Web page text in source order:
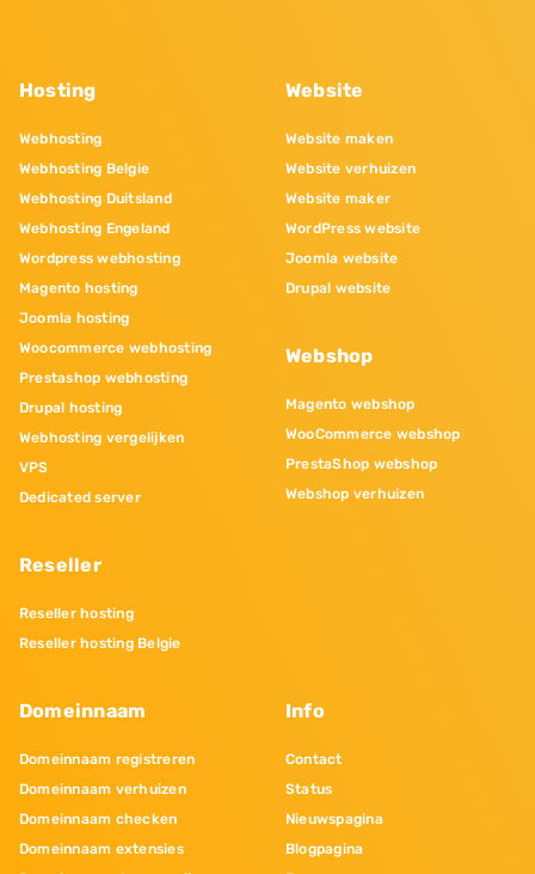
Hosting
Webhosting
Webhosting Belgie
Webhosting Duitsland
Webhosting Engeland
Wordpress webhosting
Magento hosting
Joomla hosting
Woocommerce webhosting
Prestashop webhosting
Drupal hosting
Webhosting vergelijken
VPS
Dedicated server
Reseller
Reseller hosting
Reseller hosting Belgie
Website
Website maken
Website verhuizen
Website maker
WordPress website
Joomla website
Drupal website
Webshop
Magento webshop
WooCommerce webshop
PrestaShop webshop
Webshop verhuizen
Domeinnaam
Domeinnaam registreren
Domeinnaam verhuizen
Domeinnaam checken
Domeinnaam extensies
Info
Contact
Status
Nieuwspagina
Blogpagina